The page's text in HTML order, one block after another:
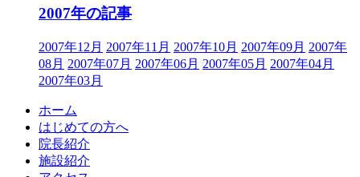
2007年の記事
2007年12月 2007年11月 2007年10月 2007年09月 2007年
08月 2007年07月 2007年06月 2007年05月 2007年04月
2007年03月
ホーム
はじめての方へ
院長紹介
施設紹介